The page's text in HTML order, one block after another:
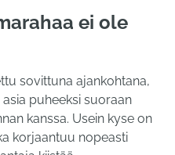
ei ole
sovittuna ajankohtana,
puheeksi suoraan
kanssa. Usein kyse on
korjaantuu nopeasti